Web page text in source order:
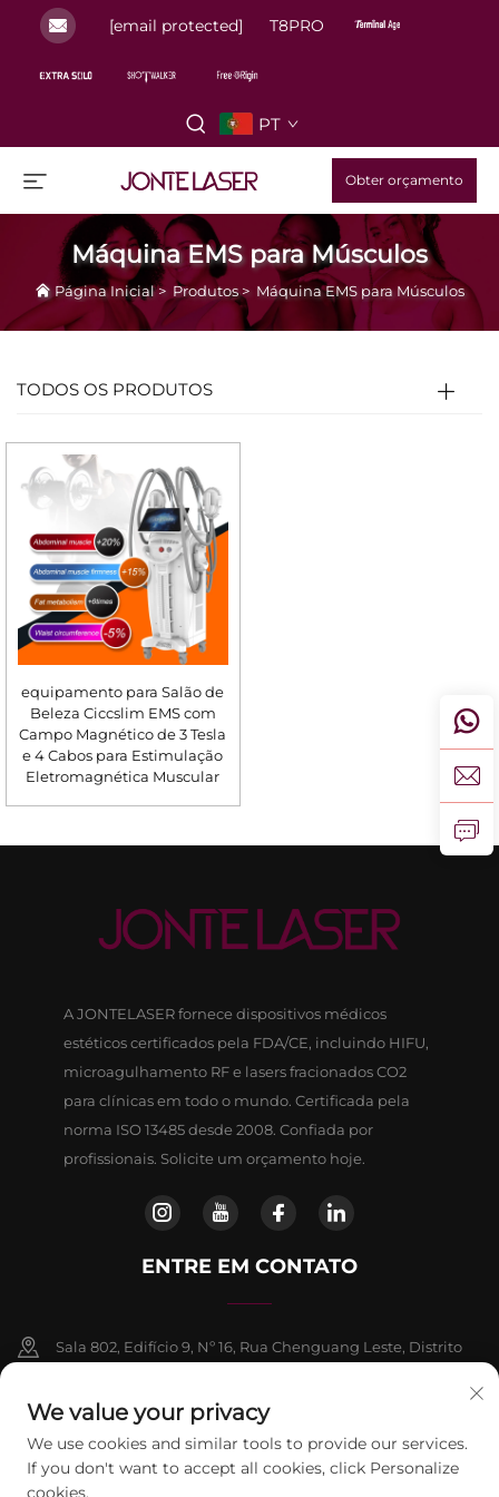
[email protected] T8PRO
PT
Obter orçamento
Máquina EMS para Músculos
Página Inicial> Produtos> Máquina EMS para Músculos
TODOS OS PRODUTOS
equipamento para Salão de
Beleza Ciccslim EMS com
Campo Magnético de 3 Tesla
e 4 Cabos para Estimulação
Eletromagnética Muscular
A JONTELASER fornece dispositivos médicos
estéticos certificados pela FDA/CE, incluindo HIFU,
microagulhamento RF e lasers fracionados CO2
para clínicas em todo o mundo. Certificada pela
norma ISO 13485 desde 2008. Confiada por
profissionais. Solicite um orçamento hoje.
ENTRE EM CONTATO
Sala 802, Edifício 9, Nº 16, Rua Chenguang Leste, Distrito
+86-13911459627
[email protected]
We value your privacy
We use cookies and similar tools to provide our services.
If you don't want to accept all cookies, click Personalize
cookies.